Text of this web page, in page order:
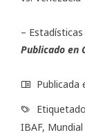
–
Publicado en
Publicada
IBAF,